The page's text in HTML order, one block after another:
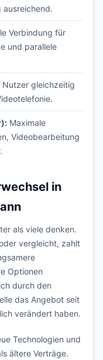
ausreichend.
Verbindung für
und parallele
Nutzer gleichzeitig
Maximale
Videobearbeitung
in
als viele denken.
vergleicht, zahlt
Optionen
durch den
das Angebot seit
verändert haben.
Technologien und
ältere Verträge.